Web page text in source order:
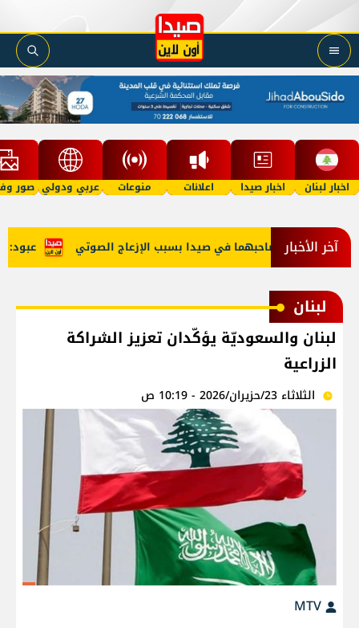
اخبار لبنان اخبار صيدا اعلانات منوعات عربي ودولي صور
آخر الأخبار عبود: إنخفاض حركة وتغريم صاحبهما في صيدا بسبب الإزعاج الصوتي
لبنان
لبنان والسعوديّة يؤكّدان تعزيز الشراكة
الزراعية
الثلاثاء 23/حزيران/2026 - 10:19 ص